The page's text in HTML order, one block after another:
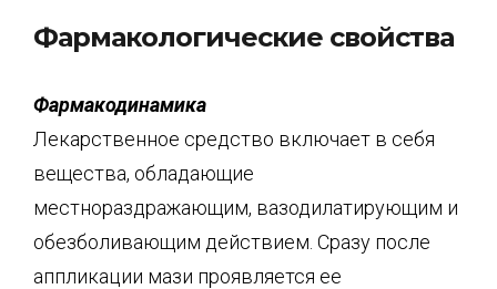
Фармакологические свойства
Фармакодинамика
Лекарственное средство включает в себя
вещества, обладающие
местнораздражающим, вазодилатирующим и
обезболивающим действием. Сразу после
аппликации мази проявляется ее